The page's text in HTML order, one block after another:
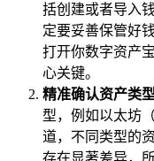
括创建或者导入
定要妥善保管好
打开你数字资产
心关键。
精准确认资产类型
型，例如以太坊
道，不同类型的
存在显著差异，